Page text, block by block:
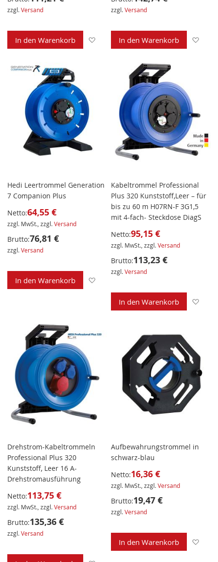
zzgl.Versand
In den Warenkorb Zur Wunschliste hinzufügen
zzgl.Versand
In den Warenkorb
Hedi Leertrommel Generation
7 Companion Plus
Netto:64,55 €
zzgl. MwSt., zzgl.Versand
Brutto:76,81 €
zzgl.Versand
In den Warenkorb
Kabeltrommel Professional
Plus 320 Kunststoff,Leer – für
bis zu 60 m H07RN-F 3G1,5
mit 4-fach- Steckdose DiagS
Netto:95,15 €
zzgl. MwSt., zzgl.Versand
Brutto:113,23 €
zzgl.Versand
In den Warenkorb
Drehstrom-Kabeltrommeln
Professional Plus 320
Kunststoff, Leer 16 A-
Drehstromausführung
Netto:113,75 €
zzgl. MwSt., zzgl.Versand
Brutto:135,36 €
zzgl.Versand
Aufbewahrungstrommel in
schwarz-blau
Netto:16,36 €
zzgl. MwSt., zzgl.Versand
Brutto:19,47 €
zzgl.Versand
In den Warenkorb